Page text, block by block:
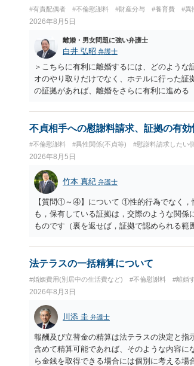
#有責配偶者 #不倫慰謝料 #財産分与 #養育費 #異
2026年8月5日
離婚・男女問題に強い弁護士
白井 弘昭 弁護士
＞こちらに有利に離婚するには、どのよう
オのやり取りだけでなく、ホテルに行った
の証拠があれば、離婚をさらに有利に進め
がありますので、ご注意ください。 以上、ご
不貞相手への慰謝料請求、証拠の有効
#不倫慰謝料 #異性関係(不貞等) #慰謝料請求したい
2026年8月5日
竹本 真紀 弁護士
【質問①～④】について ①性的行為でなく，
も，保有している証拠は，交際のような関
ものです（裏を返せば，証拠で認められる
して，この点を考慮されることになるかも
を検討するのがよいと思います。今ある証
とが前提であり，その価値と夫との関係と
れば，どのような内容の委任なのか不明で
訴訟にするか，その点の見極めや，相手方は
かによって，考え方・進め方は変わってくる
払を拒否するのであれば，本人（行政書士で
に思います。減額で折り合えるなら本人様の
ば，訴訟に進むしかなくなるようにも思いま
法テラスの一括精算について
#婚姻費用(別居中の生活費など) #不倫慰謝料 #離婚
2026年8月3日
川添 圭 弁護士
報酬及び立替金の精算は法テラスの決定と
含めて精算可能であれば、そのような内容
ら金銭を取得できる場合には個別に考える